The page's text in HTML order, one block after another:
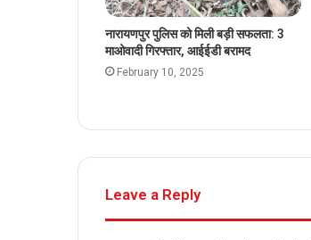
नारायणपुर पुलिस को मिली बड़ी सफलता: 3
माओवादी गिरफ्तार, आईईडी बरामद
February 10, 2025
Leave a Reply